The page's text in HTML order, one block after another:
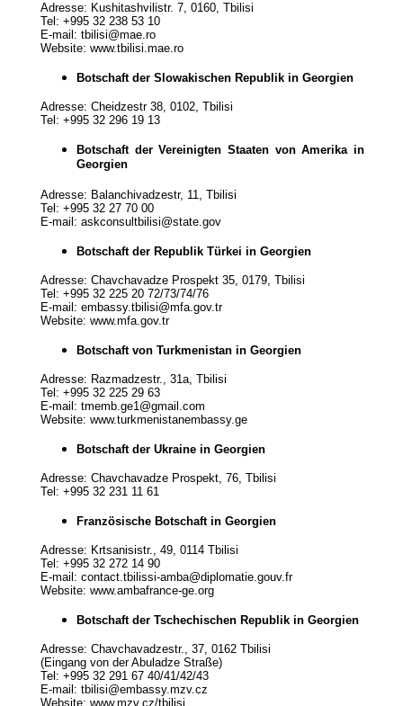
Adresse: Kushitashvilistr. 7, 0160, Tbilisi
Tel: +995 32 238 53 10
E-mail: tbilisi@mae.ro
Website: www.tbilisi.mae.ro
Botschaft der Slowakischen Republik in Georgien
Adresse: Cheidzestr 38, 0102, Tbilisi
Tel: +995 32 296 19 13
Botschaft der Vereinigten Staaten von Amerika in
Georgien
Adresse: Balanchivadzestr, 11, Tbilisi
Tel: +995 32 27 70 00
E-mail: askconsultbilisi@state.gov
Botschaft der Republik Türkei in Georgien
Adresse: Chavchavadze Prospekt 35, 0179, Tbilisi
Tel: +995 32 225 20 72/73/74/76
E-mail: embassy.tbilisi@mfa.gov.tr
Website: www.mfa.gov.tr
Botschaft von Turkmenistan in Georgien
Adresse: Razmadzestr., 31a, Tbilisi
Tel: +995 32 225 29 63
E-mail: tmemb.ge1@gmail.com
Website: www.turkmenistanembassy.ge
Botschaft der Ukraine in Georgien
Adresse: Chavchavadze Prospekt, 76, Tbilisi
Tel: +995 32 231 11 61
Französische Botschaft in Georgien
Adresse: Krtsanisistr., 49, 0114 Tbilisi
Tel: +995 32 272 14 90
E-mail: contact.tbilissi-amba@diplomatie.gouv.fr
Website: www.ambafrance-ge.org
Botschaft der Tschechischen Republik in Georgien
Adresse: Chavchavadzestr., 37, 0162 Tbilisi
(Eingang von der Abuladze Straße)
Tel: +995 32 291 67 40/41/42/43
E-mail: tbilisi@embassy.mzv.cz
Website: www.mzv.cz/tbilisi